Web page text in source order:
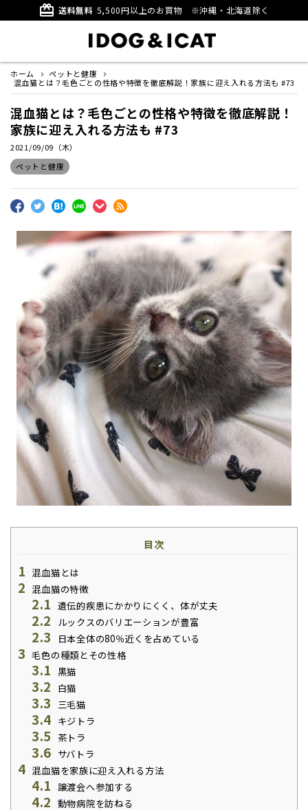
card_giftcard 送料無料 5,500円以上のお買物 ※沖縄・北海道除く
ホーム
ペットと健康
混血猫とは？毛色ごとの性格や特徴を徹底解説！家族に迎え入れる方法も #73
混血猫とは？毛色ごとの性格や特徴を徹底解説！
家族に迎え入れる方法も #73
2021/09/09（木）
ペットと健康
目次
1 混血猫とは
2 混血猫の特徴
2.1 遺伝的疾患にかかりにくく、体が丈夫
2.2 ルックスのバリエーションが豊富
2.3 日本全体の80％近くを占めている
3 毛色の種類とその性格
3.1 黒猫
3.2 白猫
3.3 三毛猫
3.4 キジトラ
3.5 茶トラ
3.6 サバトラ
4 混血猫を家族に迎え入れる方法
4.1 譲渡会へ参加する
4.2 動物病院を訪ねる